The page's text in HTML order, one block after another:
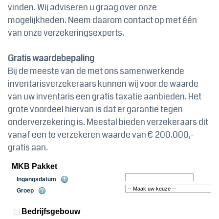
vinden. Wij adviseren u graag over onze
mogelijkheden. Neem daarom contact op met één
van onze verzekeringsexperts.
Gratis waardebepaling
Bij de meeste van de met ons samenwerkende
inventarisverzekeraars kunnen wij voor de waarde
van uw inventaris een gratis taxatie aanbieden. Het
grote voordeel hiervan is dat er garantie tegen
onderverzekering is. Meestal bieden verzekeraars dit
vanaf een te verzekeren waarde van € 200.000,-
gratis aan.